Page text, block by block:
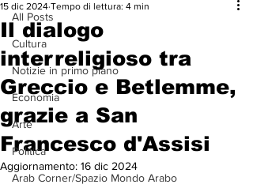
All Posts
Cultura
Notizie in primo piano
Economia
Arte
Politica
Arab Corner/Spazio Mondo Arabo
Il dialogo
interreligioso tra
Greccio e Betlemme,
grazie a San
Francesco d'Assisi
15 dic 2024 Tempo di lettura: 4 min
Aggiornamento: 16 dic 2024